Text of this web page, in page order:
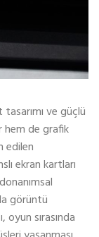
ve güçlü
hem de grafik
edilen
ekran kartları
görüntü
oyun sırasında